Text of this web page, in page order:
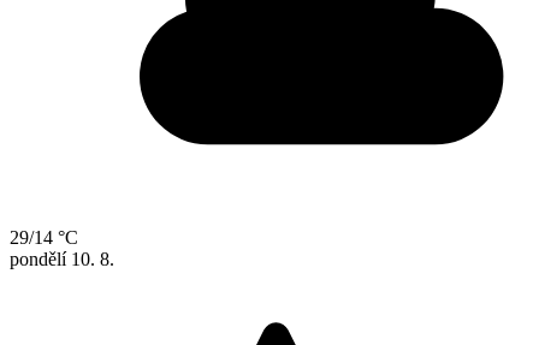
29/14 °C
pondělí 10. 8.